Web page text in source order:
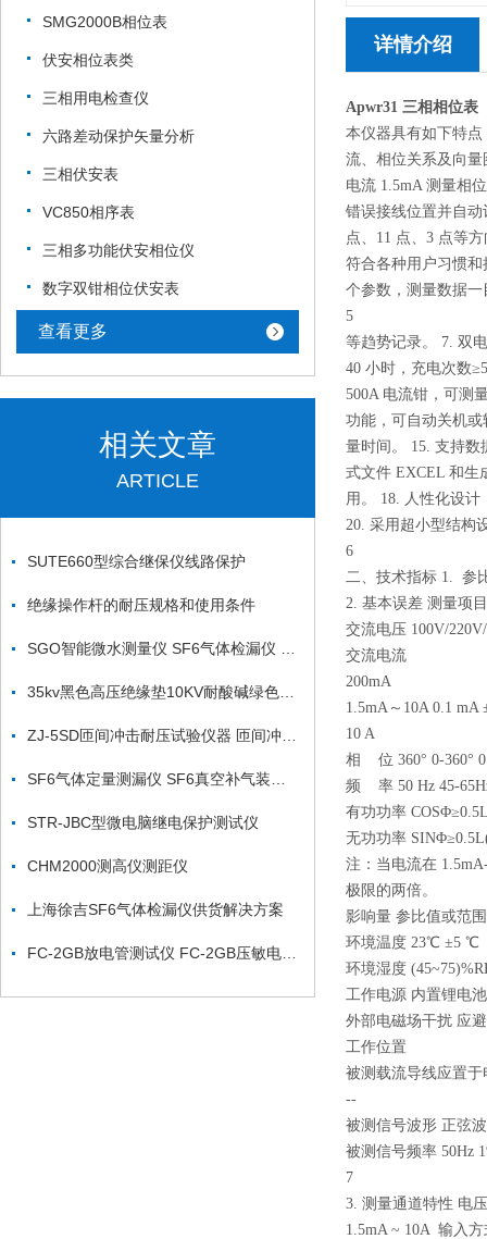
SMG2000B相位表
伏安相位表类
三相用电检查仪
六路差动保护矢量分析
三相伏安表
VC850相序表
三相多功能伏安相位仪
数字双钳相位伏安表
查看更多
相关文章
ARTICLE
SUTE660型综合继保仪线路保护
绝缘操作杆的耐压规格和使用条件
STR-JBC型微电脑继电保护测试仪
CHM2000测高仪测距仪
上海徐吉SF6气体检漏仪供货解决方案
详情介绍
Apwr31 三相相位表
本仪器具有如下特
流、相位关系及向
电流 1.5mA 测量相
错误接线位置并自
点、11 点、3 点等
符合各种用户习惯
个参数，测量数据
5
等趋势记录。 7. 双
40 小时，充电次数
500A 电流钳，可测
功能，可自动关机
量时间。 15. 支持
式文件 EXCEL 和生
用。 18. 人性化设
20. 采用超小型结
6
二、技术指标 1. 参
2. 基本误差 测量项
交流电压 100V/
交流电流
200mA
1.5mA～10A 0.1
10 A
相 位 360° 0-360°
频 率 50 Hz 45-
有功功率
无功功率
注：当电流在
极限的两倍。
影响量 参比值或范
环境温度 23℃ ±5 ℃
环境湿度
工作电源 内置锂电
外部电磁场干扰 应
工作位置
被测载流导线应置
--
被测信号波形 正弦
被测信号频率 50Hz
7
3. 测量通道特性 电
1.5mA ~ 10A 输入